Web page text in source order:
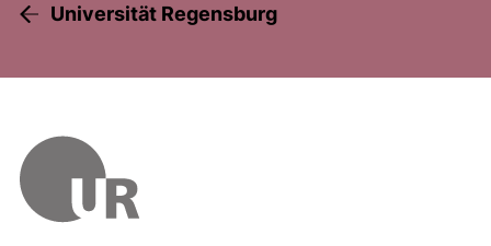
Universität Regensburg